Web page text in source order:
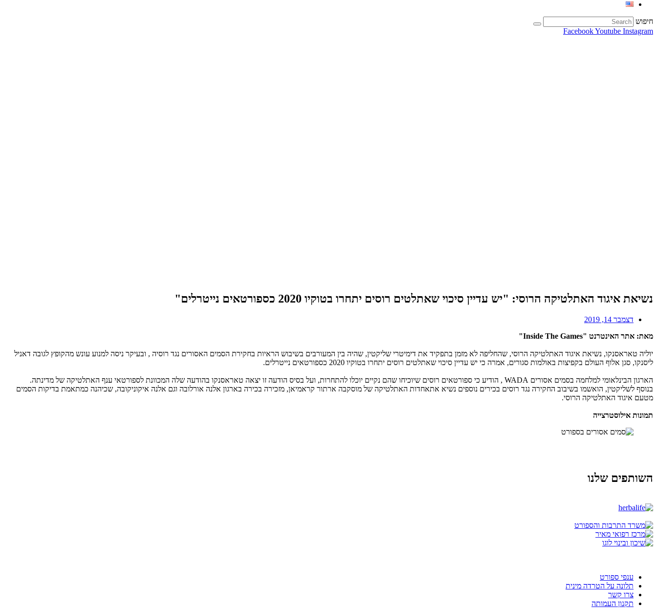
חיפוש
FacebookYoutube Instagram
נשיאת איגוד האתלטיקה הרוסי: "יש עדיין סיכוי שאתלטים רוסים יתחרו בטוקיו 2020 כספורטאים נייטרלים"
דצמבר 14, 2019
מאת: אתר האינטרנט "Inside The Games"
יוליה טאראסנקו, נשיאת איגוד האתלטיקה הרוסי, שהחליפה לא מזמן בתפקיד את דימיטרי שליקטין, שהיה בין המעורבים בשיבוש הראיות בחקירת הסמים האסורים נגד רוסיה , ובעיקר ניסה למנוע עונש מהקופץ לגובה דאניל
ליסנקו, סגן אלוף העולם בקפיצות באולמות סגורים, אמרה כי יש עדיין סיכוי שאתלטים רוסים יתחרו בטוקיו 2020 כספורטאים נייטרלים.
הארגון הבינלאומי למלחמה בסמים אסורים WADA , הודיע כי ספורטאים רוסים שיוכיחו שהם נקיים יוכלו להתחרות, ועל בסיס הודעה זו יצאה טאראסנקו בהודעה שלה המכוונת לספורטאי ענף האתלטיקה של מדינתה.
בנוסף לשליקטין, הואשמו בשיבוב החקירה נגד רוסים בכירים נוספים נשיא אתאחדות האתלטיקה של מוסקבה ארתור קראמיאן, מזכירה בכירה בארגון אלנה אורלובה וגם אלנה איקוניקובה, שכיהנה כמתאמת בדיקות הסמים
מטעם איגוד האתלטיקה הרוסי.
תמונות אילוסטרצייה
השותפים שלנו
ענפי ספורט
תלונה על הטרדה מינית
צרו קשר
תקנון העמותה